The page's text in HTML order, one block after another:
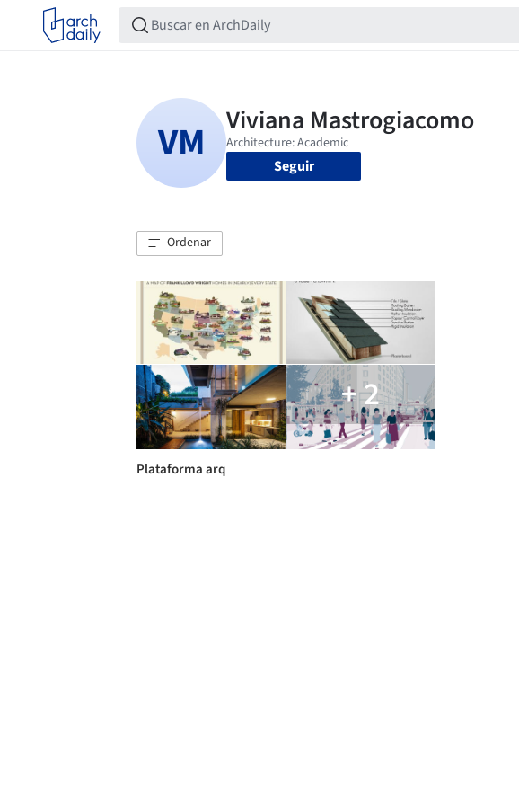
Seguir
Ordenar
+ 2
Plataforma arq